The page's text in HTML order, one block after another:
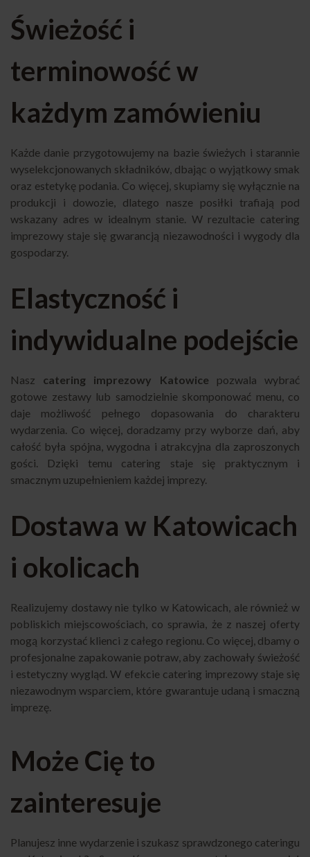
Świeżość i
terminowość w
każdym zamówieniu
Każde danie przygotowujemy na bazie świeżych i starannie
wyselekcjonowanych składników, dbając o wyjątkowy smak
oraz estetykę podania. Co więcej, skupiamy się wyłącznie na
produkcji i dowozie, dlatego nasze posiłki trafiają pod
wskazany adres w idealnym stanie. W rezultacie catering
imprezowy staje się gwarancją niezawodności i wygody dla
gospodarzy.
Elastyczność i
indywidualne podejście
Nasz catering imprezowy Katowice pozwala wybrać
gotowe zestawy lub samodzielnie skomponować menu, co
daje możliwość pełnego dopasowania do charakteru
wydarzenia. Co więcej, doradzamy przy wyborze dań, aby
całość była spójna, wygodna i atrakcyjna dla zaproszonych
gości. Dzięki temu catering staje się praktycznym i
smacznym uzupełnieniem każdej imprezy.
Dostawa w Katowicach
i okolicach
Realizujemy dostawy nie tylko w Katowicach, ale również w
pobliskich miejscowościach, co sprawia, że z naszej oferty
mogą korzystać klienci z całego regionu. Co więcej, dbamy o
profesjonalne zapakowanie potraw, aby zachowały świeżość
i estetyczny wygląd. W efekcie catering imprezowy staje się
niezawodnym wsparciem, które gwarantuje udaną i smaczną
imprezę.
Może Cię to
zainteresuje
Planujesz inne wydarzenie i szukasz sprawdzonego cateringu